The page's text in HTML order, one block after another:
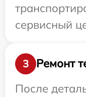
сервисный
3
Ремонт
После